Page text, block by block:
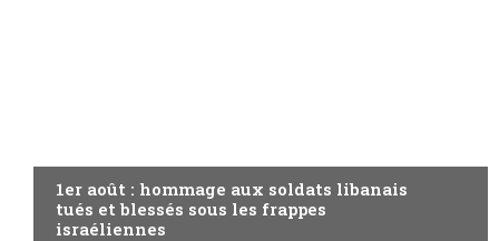
1er août : hommage aux soldats libanais
tués et blessés sous les frappes
israéliennes